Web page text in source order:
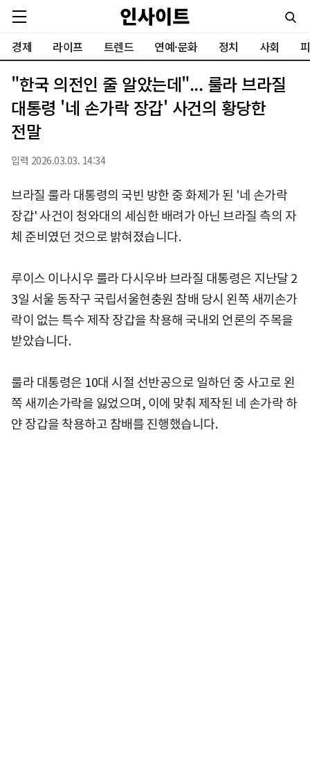
경제 라이프 트렌드 연예·문화 정치 사회
"한국 의전인 줄 알았는데"... 룰라 브라질
대통령 '네 손가락 장갑' 사건의 황당한
전말
입력 2026.03.03. 14:34
브라질 룰라 대통령의 국빈 방한 중 화제가 된 '네 손가락
장갑' 사건이 청와대의 세심한 배려가 아닌 브라질 측의 자
체 준비였던 것으로 밝혀졌습니다.
루이스 이나시우 룰라 다시우바 브라질 대통령은 지난달 2
3일 서울 동작구 국립서울현충원 참배 당시 왼쪽 새끼손가
락이 없는 특수 제작 장갑을 착용해 국내외 언론의 주목을
받았습니다.
룰라 대통령은 10대 시절 선반공으로 일하던 중 사고로 왼
쪽 새끼손가락을 잃었으며, 이에 맞춰 제작된 네 손가락 하
얀 장갑을 착용하고 참배를 진행했습니다.